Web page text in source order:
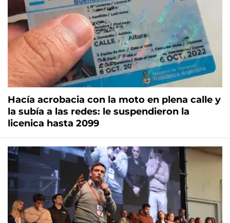
Hacía acrobacia con la moto en plena calle y
la subía a las redes: le suspendieron la
licenica hasta 2099